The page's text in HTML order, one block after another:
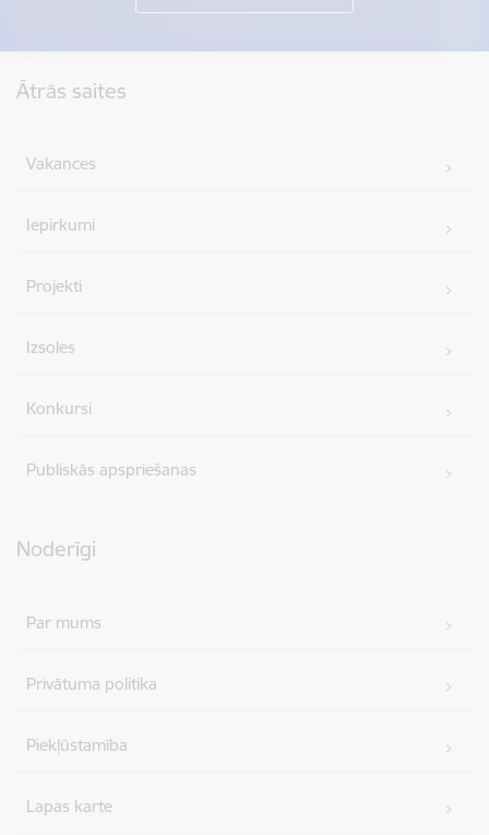
Ātrās saites
Vakances
Iepirkumi
Projekti
Izsoles
Konkursi
Publiskās apspriešanas
Noderīgi
Par mums
Privātuma politika
Piekļūstamība
Lapas karte